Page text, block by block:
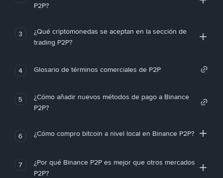
P2P?
3
¿Qué criptomonedas se aceptan en la sección de
trading P2P?
4 Glosario de términos comerciales de P2P
5
¿Cómo añadir nuevos métodos de pago a Binance
P2P?
6 ¿Cómo compro bitcoin a nivel local en Binance P2P?
7
¿Por qué Binance P2P es mejor que otros mercados
P2P?